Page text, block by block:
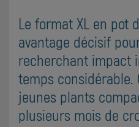
Le format XL en pot
avantage décisif
recherchant impact
temps considérable.
jeunes plants
plusieurs mois de